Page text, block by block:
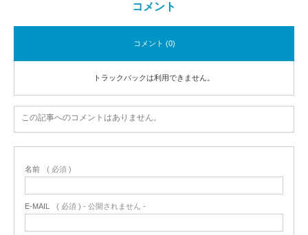
コメント
コメント (0)
トラックバックは利用できません。
この記事へのコメントはありません。
名前 ( 必須 )
E-MAIL ( 必須 ) - 公開されません -